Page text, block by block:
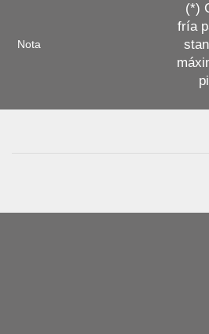
Nota
(*)
fría